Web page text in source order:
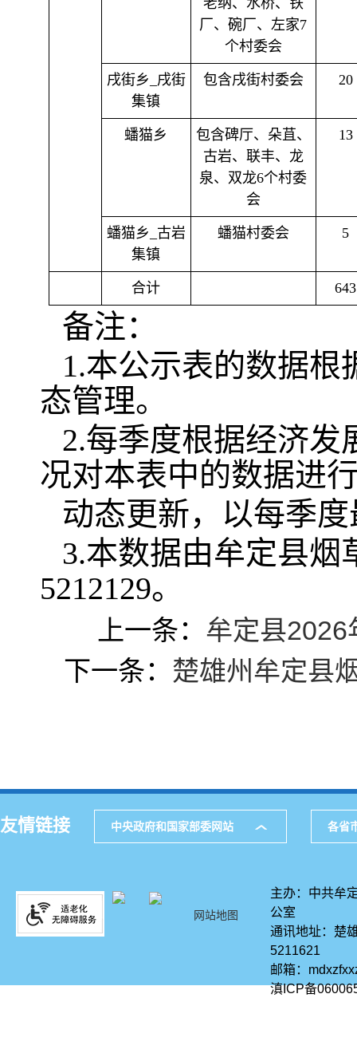
老纳、水桥、铁
厂、碗厂、左家7
个村委会
戌街乡_戌街
集镇
包含戌街村委会 20
蟠猫乡
包含碑厅、朵苴、
古岩、联丰、龙
泉、双龙6个村委
会
13
蟠猫乡_古岩
集镇
蟠猫村委会 5
合计 643
备注：
1.本公示表的数据
态管理。
2.每季度根据经济发
况对本表中的数据进
动态更新，以每季
3.本数据由牟定县烟
5212129。
上一条： 牟定县2026
下一条： 楚雄州牟定县
友情链接 中央政府和国家部委网站 各省
网站地图
主办：中共牟
公室
通讯地址：楚
5211621
邮箱：
滇ICP备